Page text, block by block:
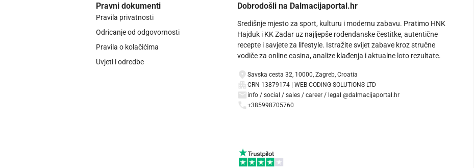
Pravni dokumenti
Pravila privatnosti
Odricanje od odgovornosti
Pravila o kolačićima
Uvjeti i odredbe
Dobrodošli na Dalmacijaportal.hr
Središnje mjesto za sport, kulturu i modernu zabavu. Pratimo HNK
Hajduk i KK Zadar uz najljepše rođendanske čestitke, autentične
recepte i savjete za lifestyle. Istražite svijet zabave kroz stručne
vodiče za online casina, analize klađenja i aktualne loto rezultate.
Savska cesta 32, 10000, Zagreb, Croatia
CRN 13879174 | WEB CODING SOLUTIONS LTD
info / social / sales / career / legal @dalmacijaportal.hr
+385998705760